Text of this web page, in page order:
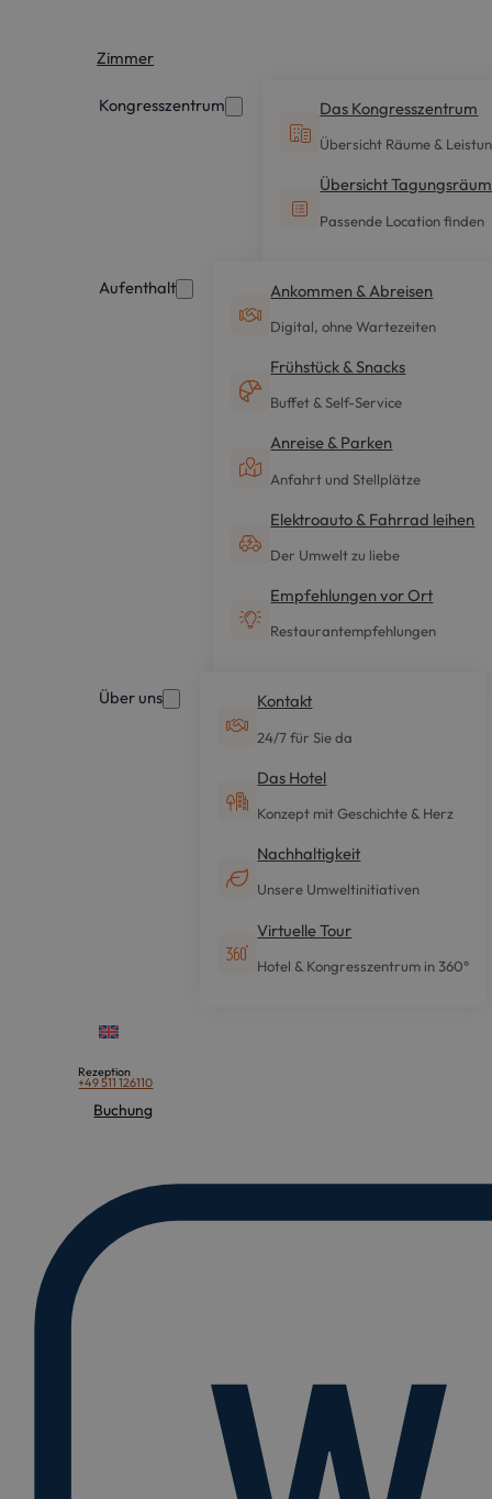
Zimmer
Kongresszentrum Das Kongresszentrum
Übersicht Räume &
Übersicht
Passende Location finden
Aufenthalt Ankommen & Abreisen
Digital, ohne Wartezeiten
Frühstück & Snacks
Buffet & Self-Service
Anreise & Parken
Anfahrt und Stellplätze
Elektroauto & Fahrrad leihen
Der Umwelt zu liebe
Empfehlungen vor Ort
Restaurantempfehlungen
Über uns Kontakt
24/7 für Sie da
Das Hotel
Konzept mit Geschichte & Herz
Nachhaltigkeit
Unsere Umweltinitiativen
Virtuelle Tour
Hotel & Kongresszentrum in 360°
Rezeption
+49 511 126110
Buchung